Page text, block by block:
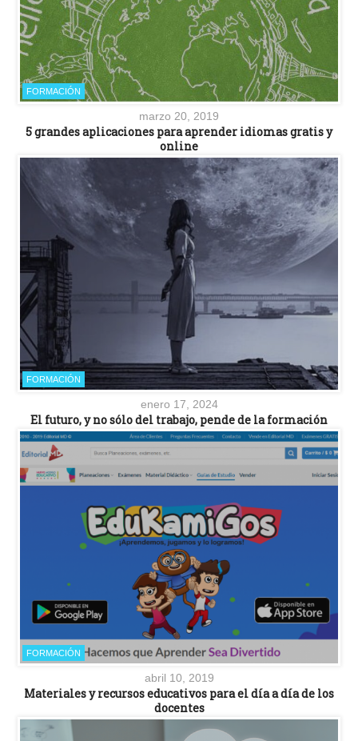
FORMACIÓN
marzo 20, 2019
5 grandes aplicaciones para aprender idiomas gratis y
online
FORMACIÓN
enero 17, 2024
El futuro, y no sólo del trabajo, pende de la formación
FORMACIÓN
abril 10, 2019
Materiales y recursos educativos para el día a día de los
docentes